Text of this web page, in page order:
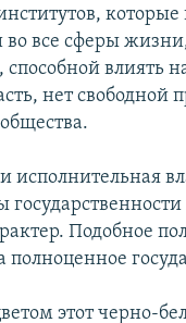
во все сферы
влиять
нет свободной
исполнительная
государственности
Подобное
полноценное
этот черно-